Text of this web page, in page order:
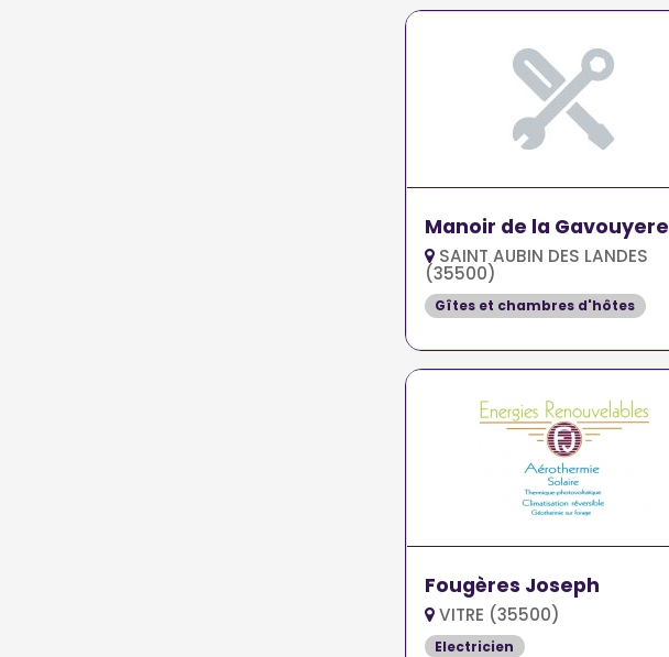
Manoir de la Gavouyere
SAINT AUBIN DES LANDES
(35500)
Gîtes et chambres d'hôtes
Fougères Joseph
VITRE (35500)
Electricien